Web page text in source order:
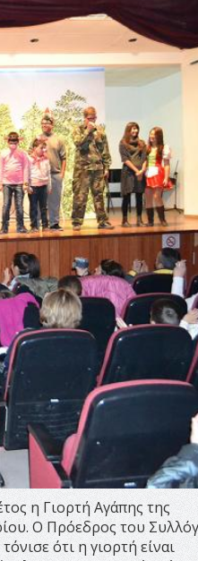
η Γιορτή Αγάπης της
Ο Πρόεδρος του
ότι η γιορτή είναι